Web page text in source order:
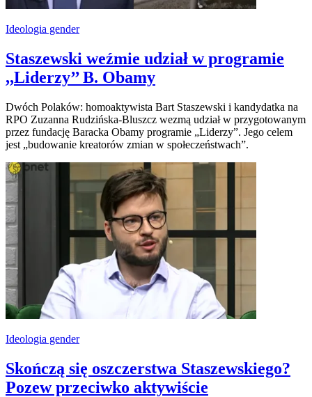
Ideologia gender
Staszewski weźmie udział w programie
,,Liderzy’’ B. Obamy
Dwóch Polaków: homoaktywista Bart Staszewski i kandydatka na
RPO Zuzanna Rudzińska-Bluszcz wezmą udział w przygotowanym
przez fundację Baracka Obamy programie „Liderzy”. Jego celem
jest „budowanie kreatorów zmian w społeczeństwach”.
Ideologia gender
Skończą się oszczerstwa Staszewskiego?
Pozew przeciwko aktywiście